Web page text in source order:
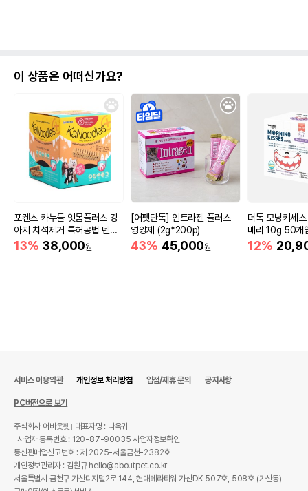
이 상품은 어떠신가요?
포켄스 카누들 잇몸플러스 강
아지 치석제거 특허공법 덴탈
껌 S 680g
13% 38,000원
[어펫단독] 인트라젠 플러스
영양제 (2g*200p)
43% 45,000원
더독 모닝키세
베리 10g 50개
12%
서비스 이용약관 개인정보 처리방침 입점/제휴 문의 공지사항
PC버전으로 보기
주식회사 어바웃펫
대표자명 : 나옥귀
사업자 등록번호 : 120-87-90035사업자정보확인
통신판매업신고번호 : 제 2025-서울금천-2382호
개인정보관리자 : 김원규 hello@aboutpet.co.kr
서울특별시 금천구 가산디지털2로 144, 현대테라타워 가산DK 507호, 508호 (가산동)